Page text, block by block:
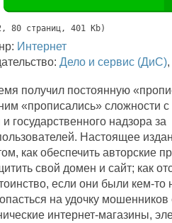
, 80 страниц, 401 Kb)
Интернет
Дело и сервис (ДиС),
получил постоянную
«прописались» сложности с
государственного надзора за
Настоящее
как обеспечить авторские
свой домен и сайт; как
если они были кем-
на удочку мошенников
интернет-магазины,